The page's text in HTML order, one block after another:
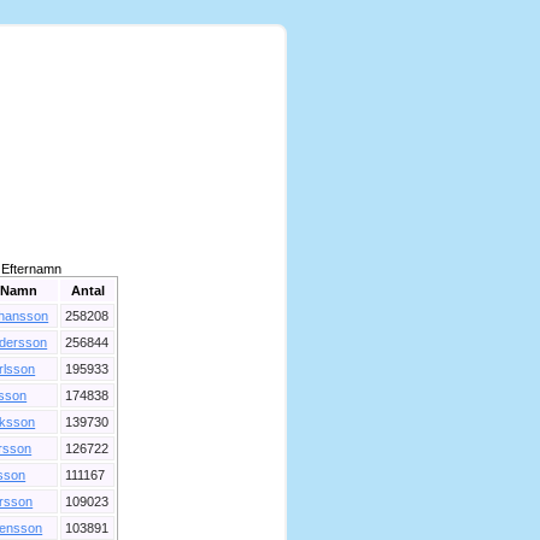
Efternamn
Namn
Antal
258208
256844
195933
174838
139730
126722
111167
109023
103891